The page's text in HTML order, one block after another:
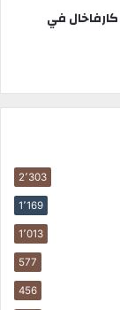
كارفاخال في
2٬303
1٬169
1٬013
577
456